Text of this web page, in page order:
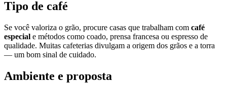
Tipo de café
Se você valoriza o grão, procure casas que trabalham com café
especial e métodos como coado, prensa francesa ou espresso de
qualidade. Muitas cafeterias divulgam a origem dos grãos e a torra
— um bom sinal de cuidado.
Ambiente e proposta